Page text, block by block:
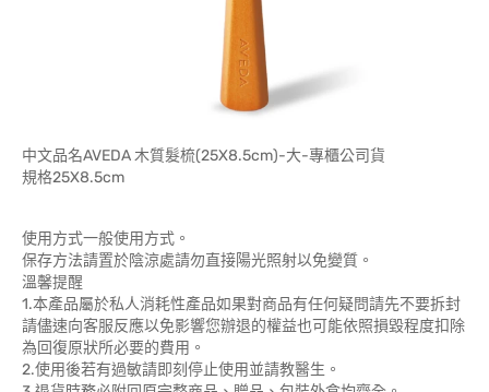
中文品名AVEDA 木質髮梳(25X8.5cm)-大-專櫃公司貨
規格25X8.5cm
使用方式一般使用方式。
保存方法請置於陰涼處請勿直接陽光照射以免變質。
溫馨提醒
1.本產品屬於私人消耗性產品如果對商品有任何疑問請先不要拆封
請儘速向客服反應以免影響您辦退的權益也可能依照損毀程度扣除
為回復原狀所必要的費用。
2.使用後若有過敏請即刻停止使用並請教醫生。